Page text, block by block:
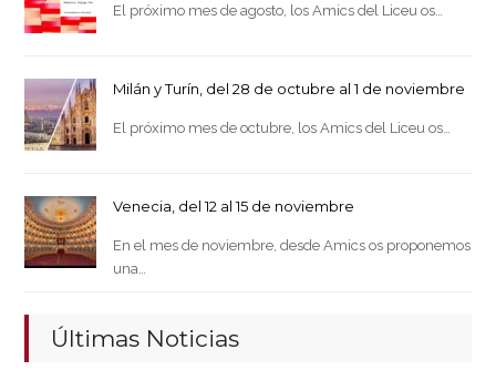
El próximo mes de agosto, los Amics del Liceu os…
Milán y Turín, del 28 de octubre al 1 de noviembre
El próximo mes de octubre, los Amics del Liceu os…
Venecia, del 12 al 15 de noviembre
En el mes de noviembre, desde Amics os proponemos
una…
Últimas Noticias